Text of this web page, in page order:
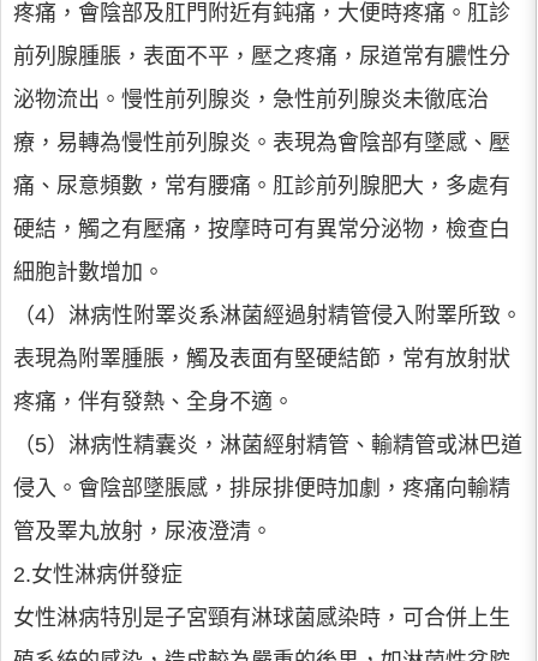
疼痛，會陰部及肛門附近有鈍痛，大便時疼痛。肛診
前列腺腫脹，表面不平，壓之疼痛，尿道常有膿性分
泌物流出。慢性前列腺炎，急性前列腺炎未徹底治
療，易轉為慢性前列腺炎。表現為會陰部有墜感、壓
痛、尿意頻數，常有腰痛。肛診前列腺肥大，多處有
硬結，觸之有壓痛，按摩時可有異常分泌物，檢查白
細胞計數增加。
（4）淋病性附睪炎系淋菌經過射精管侵入附睪所致。
表現為附睪腫脹，觸及表面有堅硬結節，常有放射狀
疼痛，伴有發熱、全身不適。
（5）淋病性精囊炎，淋菌經射精管、輸精管或淋巴道
侵入。會陰部墜脹感，排尿排便時加劇，疼痛向輸精
管及睪丸放射，尿液澄清。
2.女性淋病併發症
女性淋病特別是子宮頸有淋球菌感染時，可合併上生